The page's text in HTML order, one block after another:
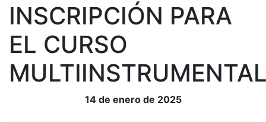
INSCRIPCIÓN PARA
EL CURSO
14 de enero de 2025